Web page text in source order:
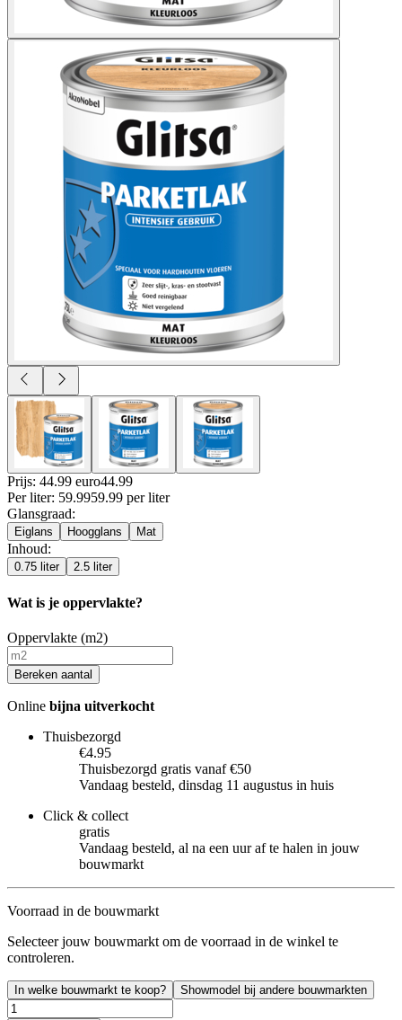
Prijs: 44.99 euro44.99
Per liter: 59.9959.99 per liter
Glansgraad:
Eiglans Hoogglans Mat
Inhoud:
0.75 liter 2.5 liter
Wat is je oppervlakte?
Oppervlakte (m2)
Bereken aantal
Online bijna uitverkocht
Thuisbezorgd
€4.95
Thuisbezorgd gratis vanaf €50
Vandaag besteld, dinsdag 11 augustus in huis
Click & collect
gratis
Vandaag besteld, al na een uur af te halen in jouw
bouwmarkt
Voorraad in de bouwmarkt
Selecteer jouw bouwmarkt om de voorraad in de winkel te
controleren.
In welke bouwmarkt te koop? Showmodel bij andere bouwmarkten